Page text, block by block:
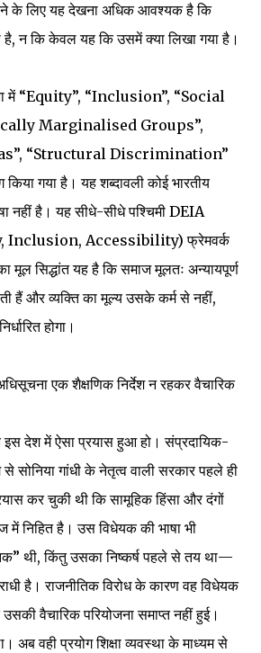
के लिए यह देखना अधिक आवश्यक है कि
है, न कि केवल यह कि उसमें क्या लिखा गया है।
में “Equity”, “Inclusion”, “Social
Marginalised Groups”,
“Structural Discrimination”
किया गया है। यह शब्दावली कोई भारतीय
नहीं है। यह सीधे-सीधे पश्चिमी DEIA
Inclusion, Accessibility) फ्रेमवर्क
मूल सिद्धांत यह है कि समाज मूलतः अन्यायपूर्ण
हैं और व्यक्ति का मूल्य उसके कर्म से नहीं,
होगा।
एक शैक्षणिक निर्देश न रहकर वैचारिक
इस देश में ऐसा प्रयास हुआ हो। संप्रदायिक-
सोनिया गांधी के नेतृत्व वाली सरकार पहले ही
कर चुकी थी कि सामूहिक हिंसा और दंगों
में निहित है। उस विधेयक की भाषा भी
थी, किंतु उसका निष्कर्ष पहले से तय था—
है। राजनीतिक विरोध के कारण वह विधेयक
वैचारिक परियोजना समाप्त नहीं हुई।
अब वही प्रयोग शिक्षा व्यवस्था के माध्यम से